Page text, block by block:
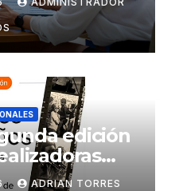
edición
ADRIAN TORRES